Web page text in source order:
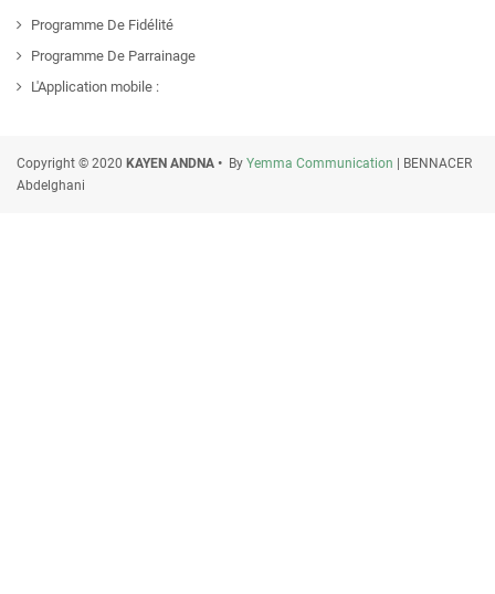
Programme De Fidélité
Programme De Parrainage
L'Application mobile :
Copyright © 2020 KAYEN ANDNA • By Yemma Communication | BENNACER
Abdelghani